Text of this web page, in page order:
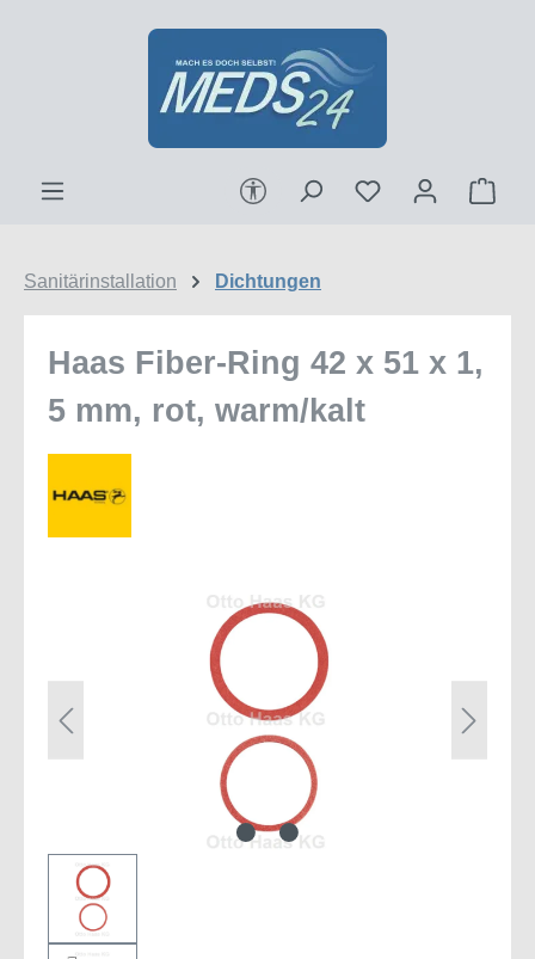
Zum Hauptinhalt springen
Werkzeugleiste anzeigen
Sanitärinstallation Dichtungen
Haas Fiber-Ring 42 x 51 x 1,
5 mm, rot, warm/kalt
Bildergalerie überspringen